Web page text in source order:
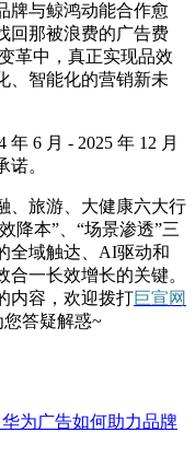
牌与鲸鸿动能合作愈
回那被浪费的广告费
革中，真正实现品效
、智能化的营销新未
6 月 - 2025 年 12 月
。
、旅游、大健康六大行
降本”、“场景渗透”三
全域触达、AI驱动和
一长效增长的关键。
内容，欢迎拨打巨宣网
您答疑解惑~
华为广告如何助力品牌